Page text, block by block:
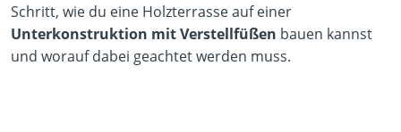
Schritt, wie du eine Holzterrasse auf einer
Unterkonstruktion mit Verstellfüßen bauen kannst
und worauf dabei geachtet werden muss.